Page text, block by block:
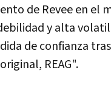
de Revee en el
y alta
de confianza
REAG".